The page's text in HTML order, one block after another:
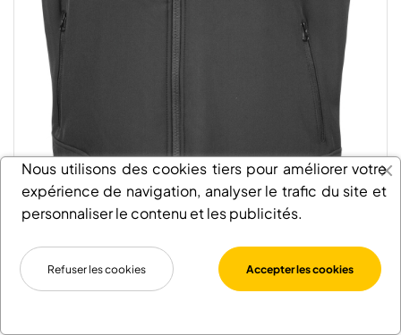
BODYWARMER SOFTSHELL
Nous utilisons des cookies tiers pour améliorer votre
expérience de navigation, analyser le trafic du site et
personnaliser le contenu et les publicités.
Accepter les cookies
Refuser les cookies